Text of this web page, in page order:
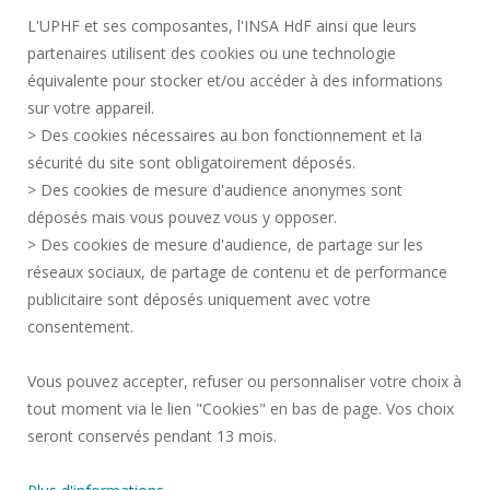
DONNÉES PERSONNELLES
MARCHÉS PUBLICS
MENTIONS LÉGALES
CRÉDITS
ESPACE PRESSE
SERVICES PUBLICS +
CONTACTS
Rejoignez-nous!
L'UPHF et ses composantes, l'INSA HdF ainsi que leurs
partenaires utilisent des cookies ou une technologie
équivalente pour stocker et/ou accéder à des informations
sur votre appareil.
> Des cookies nécessaires au bon fonctionnement et la
sécurité du site sont obligatoirement déposés.
> Des cookies de mesure d'audience anonymes sont
déposés mais vous pouvez vous y opposer.
> Des cookies de mesure d'audience, de partage sur les
réseaux sociaux, de partage de contenu et de performance
publicitaire sont déposés uniquement avec votre
consentement.
Vous pouvez accepter, refuser ou personnaliser votre choix à
tout moment via le lien "Cookies" en bas de page. Vos choix
seront conservés pendant 13 mois.